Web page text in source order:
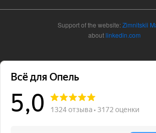
Support of the website:Zimnitskii
aboutlinkedin.com